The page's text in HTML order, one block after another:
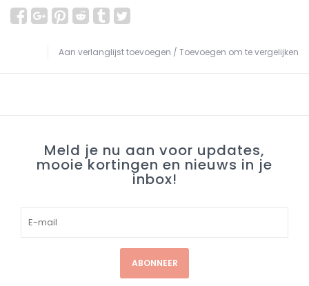
Aan verlanglijst toevoegen / Toevoegen om te vergelijken
Meld je nu aan voor updates,
mooie kortingen en nieuws in je
inbox!
ABONNEER